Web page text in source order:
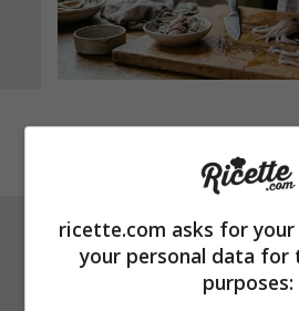
Mettete i tentacoli grigliati
tagliate ogni boccone in
Uniteli al
ricette.com asks for
your personal data for
purposes: